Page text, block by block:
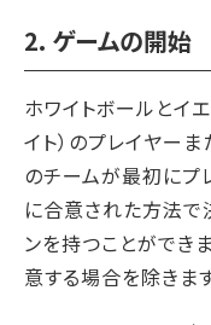
2. ゲームの開始
ホワイトボールとイ
イト）のプレイヤー
のチームが最初にプ
に合意された方法で
ンを持つことができ
意する場合を除きます